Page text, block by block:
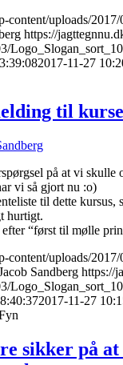
content/uploads/
https://
2017-11-27
til
på at vi skulle
vi så gjort nu :o)
til dette kursus,
hurtigt.
“først til mølle
content/uploads/2017/
Sandberg https://
2017-11-27
sikker på at